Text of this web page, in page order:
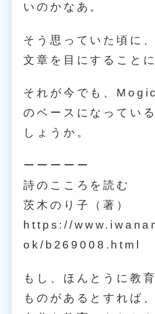
いのかなあ。
そう思っていた頃に
文章を目にすること
それが今でも、
のベースになってい
しょうか。
ーーーーー
詩のこころを読む
茨木のり子（著）
https://
ok/b269008.html
もし、ほんとうに教
ものがあるとすれば